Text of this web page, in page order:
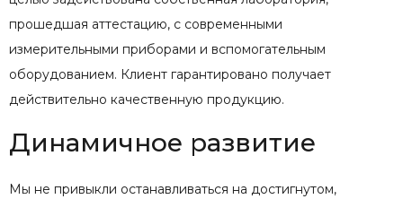
прошедшая аттестацию, с современными
измерительными приборами и вспомогательным
оборудованием. Клиент гарантировано получает
действительно качественную продукцию.
Динамичное развитие
Мы не привыкли останавливаться на достигнутом,